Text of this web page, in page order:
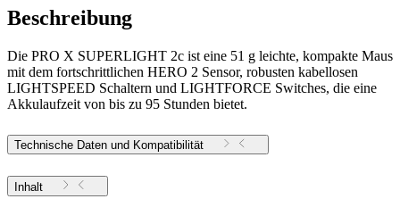
Beschreibung
Die PRO X SUPERLIGHT 2c ist eine 51 g leichte, kompakte Maus
mit dem fortschrittlichen HERO 2 Sensor, robusten kabellosen
LIGHTSPEED Schaltern und LIGHTFORCE Switches, die eine
Akkulaufzeit von bis zu 95 Stunden bietet.
Technische Daten und Kompatibilität
Inhalt